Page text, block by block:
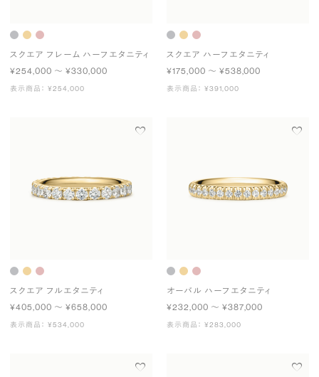
スクエア フレーム ハーフエタニティ
¥254,000 〜 ¥330,000
表示商品： ¥254,000
スクエア ハーフエタニティ
¥175,000 〜 ¥538,000
表示商品： ¥391,000
スクエア フルエタニティ
¥405,000 〜 ¥658,000
表示商品： ¥534,000
オーバル ハーフエタニティ
¥232,000 〜 ¥387,000
表示商品： ¥283,000